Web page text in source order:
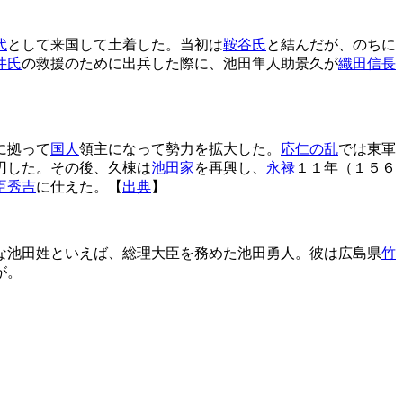
として来国して土着した。当初は鞍谷氏と結んだが、のちに
氏の救援のために出兵した際に、池田隼人助景久が織田信長
拠って 国人 領主になって勢力を拡大した。 応仁の乱では東軍
した。その後、久棟は池田家を再興し、 永禄 １１年（１５６
秀吉に仕えた。【 出典】
田姓といえば、総理大臣を務めた池田勇人。彼は広島県竹